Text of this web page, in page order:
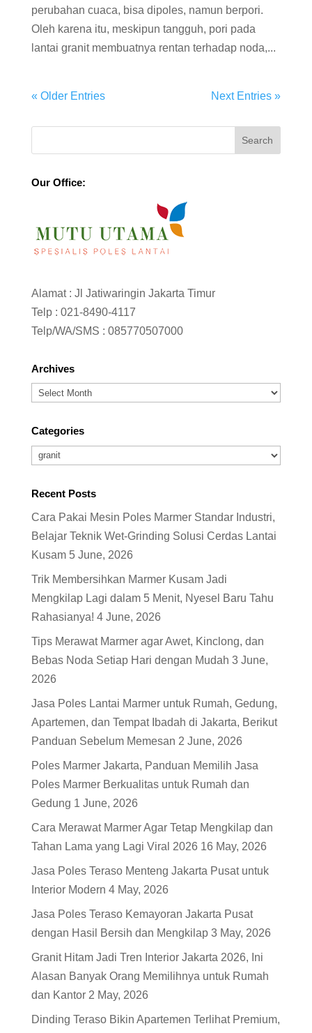
perubahan cuaca, bisa dipoles, namun berpori.
Oleh karena itu, meskipun tangguh, pori pada
lantai granit membuatnya rentan terhadap noda,...
« Older Entries Next Entries »
Our Office:
Alamat : Jl Jatiwaringin Jakarta Timur
Telp : 021-8490-4117
Telp/WA/SMS : 085770507000
Archives
Archives
Categories
Categories
Recent Posts
Cara Pakai Mesin Poles Marmer Standar Industri,
Belajar Teknik Wet-Grinding Solusi Cerdas Lantai
Kusam 5 June, 2026
Trik Membersihkan Marmer Kusam Jadi
Mengkilap Lagi dalam 5 Menit, Nyesel Baru Tahu
Rahasianya! 4 June, 2026
Tips Merawat Marmer agar Awet, Kinclong, dan
Bebas Noda Setiap Hari dengan Mudah 3 June,
2026
Jasa Poles Lantai Marmer untuk Rumah, Gedung,
Apartemen, dan Tempat Ibadah di Jakarta, Berikut
Panduan Sebelum Memesan 2 June, 2026
Poles Marmer Jakarta, Panduan Memilih Jasa
Poles Marmer Berkualitas untuk Rumah dan
Gedung 1 June, 2026
Cara Merawat Marmer Agar Tetap Mengkilap dan
Tahan Lama yang Lagi Viral 2026 16 May, 2026
Jasa Poles Teraso Menteng Jakarta Pusat untuk
Interior Modern 4 May, 2026
Jasa Poles Teraso Kemayoran Jakarta Pusat
dengan Hasil Bersih dan Mengkilap 3 May, 2026
Granit Hitam Jadi Tren Interior Jakarta 2026, Ini
Alasan Banyak Orang Memilihnya untuk Rumah
dan Kantor 2 May, 2026
Dinding Teraso Bikin Apartemen Terlihat Premium,